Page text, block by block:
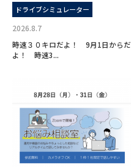
ドライブシミュレーター
2026.8.7
時速３０キロだよ！ 9月1日からだ
よ！ 時速3...